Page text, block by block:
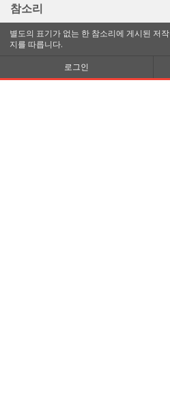
참소리
별도의 표기가 없는 한 참소리에 게시된 저
지를 따릅니다.
로그인